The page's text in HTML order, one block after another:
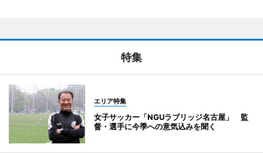
特集
エリア特集
女子サッカー「NGUラブリッジ名古屋」 監
督・選手に今季への意気込みを聞く